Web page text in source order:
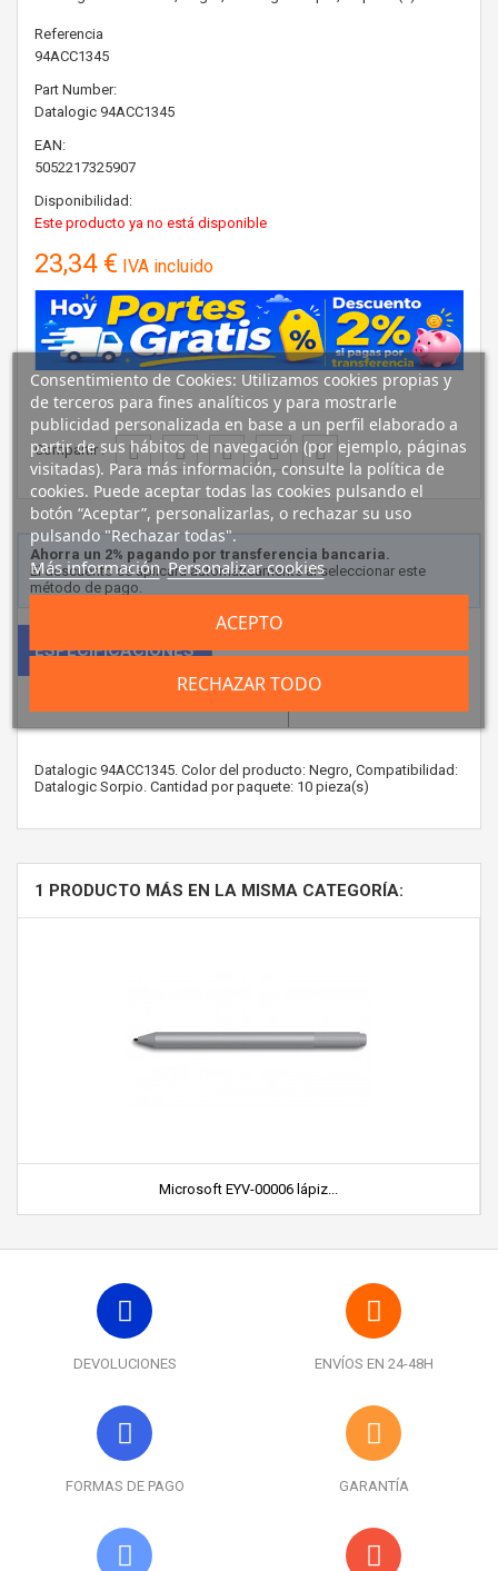
Referencia
94ACC1345
Part Number:
Datalogic 94ACC1345
EAN:
5052217325907
Disponibilidad:
Este producto ya no está disponible
23,34 € IVA incluido
Compartir :
Ahorra un 2% pagando por transferencia bancaria.
El descuento se aplicará automáticamente al seleccionar este
método de pago.
ESPECIFICACIONES
Datalogic 94ACC1345. Color del producto: Negro, Compatibilidad:
Datalogic Sorpio. Cantidad por paquete: 10 pieza(s)
1 PRODUCTO MÁS EN LA MISMA CATEGORÍA:
Microsoft EYV-00006 lápiz...
DEVOLUCIONES ENVÍOS EN 24-48H
FORMAS DE PAGO GARANTÍA
Consentimiento de Cookies: Utilizamos cookies propias y
de terceros para fines analíticos y para mostrarle
publicidad personalizada en base a un perfil elaborado a
partir de sus hábitos de navegación (por ejemplo, páginas
visitadas). Para más información, consulte la política de
cookies. Puede aceptar todas las cookies pulsando el
botón “Aceptar”, personalizarlas, o rechazar su uso
pulsando "Rechazar todas".
Más información Personalizar cookies
RECHAZAR TODO
ACEPTO